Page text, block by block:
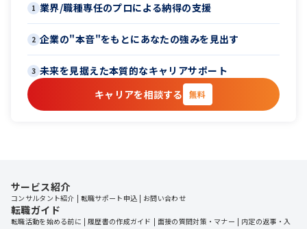
1 業界/職種専任のプロによる納得の支援
2 企業の"本音"をもとにあなたの強みを見出す
3 未来を見据えた本質的なキャリアサポート
キャリアを相談する
無料
サービス紹介
コンサルタント紹介 転職サポート申込 お問い合わせ
転職ガイド
転職活動を始める前に 履歴書の作成ガイド 面接の質問対策・マナー
内定の返事・入